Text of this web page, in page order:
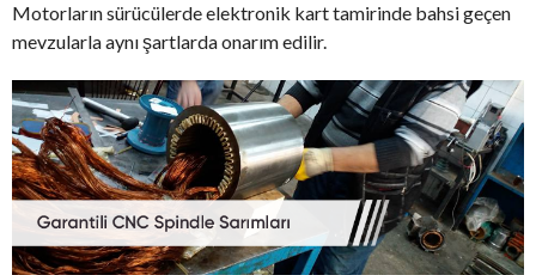
Motorların sürücülerde elektronik kart tamirinde bahsi geçen
mevzularla aynı şartlarda onarım edilir.